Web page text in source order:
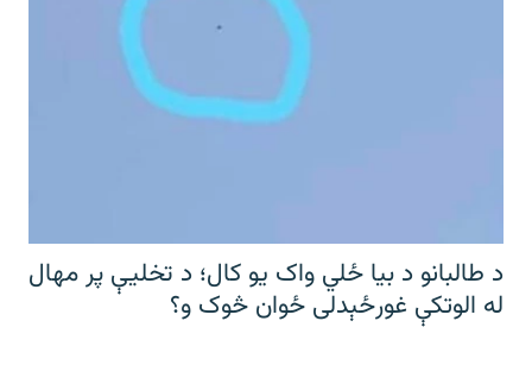
د طالبانو د بیا ځلي واک یو کال؛ د تخلیې پر مهال
له الوتکې غورځېدلی ځوان څوک و؟